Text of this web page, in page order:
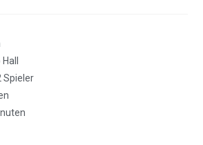
Spieler